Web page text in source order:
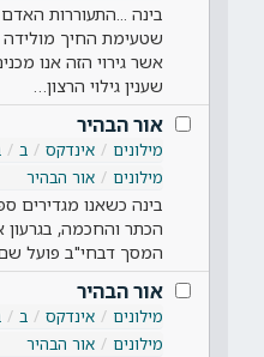
בינה ...התעוררות
שטעימת החיך מולידה
אשר גירוי הזה אנו
שענין גילוי הרצון…
אור הבהיר
מילונים אינדקס ב
מילונים
אור הבהיר
בינה כשאנו מגדירים
הכתר והחכמה, בגרעון
המסך דבחי"ב פועל
אור הבהיר
מילונים אינדקס ב
מילונים
אור הבהיר